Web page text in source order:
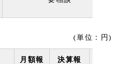
(単位：円)
月額報
決算報